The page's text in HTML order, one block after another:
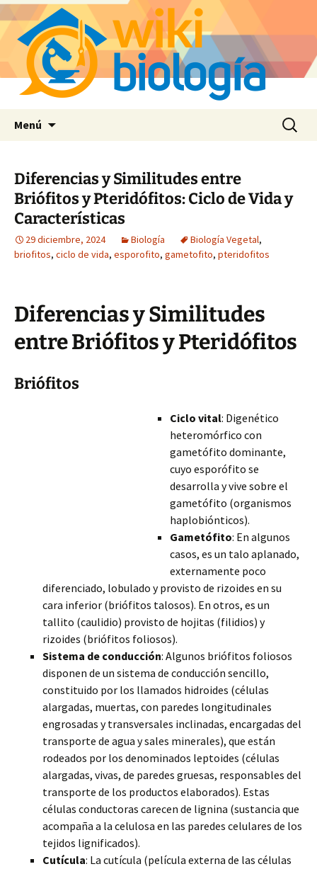
Menú Buscar:
Diferencias y Similitudes entre
Briófitos y Pteridófitos: Ciclo de Vida y
Características
29 diciembre, 2024 Biología Biología Vegetal,
briofitos, ciclo de vida, esporofito, gametofito, pteridofitos
Diferencias y Similitudes
entre Briófitos y Pteridófitos
Briófitos
Ciclo vital: Digenético
heteromórfico con
gametófito dominante,
cuyo esporófito se
desarrolla y vive sobre el
gametófito (organismos
haplobiónticos).
Gametófito: En algunos
casos, es un talo aplanado,
externamente poco
diferenciado, lobulado y provisto de rizoides en su
cara inferior (briófitos talosos). En otros, es un
tallito (caulidio) provisto de hojitas (filidios) y
rizoides (briófitos foliosos).
Sistema de conducción: Algunos briófitos foliosos
disponen de un sistema de conducción sencillo,
constituido por los llamados hidroides (células
alargadas, muertas, con paredes longitudinales
engrosadas y transversales inclinadas, encargadas del
transporte de agua y sales minerales), que están
rodeados por los denominados leptoides (células
alargadas, vivas, de paredes gruesas, responsables del
transporte de los productos elaborados). Estas
células conductoras carecen de lignina (sustancia que
acompaña a la celulosa en las paredes celulares de los
tejidos lignificados).
Cutícula: La cutícula (película externa de las células